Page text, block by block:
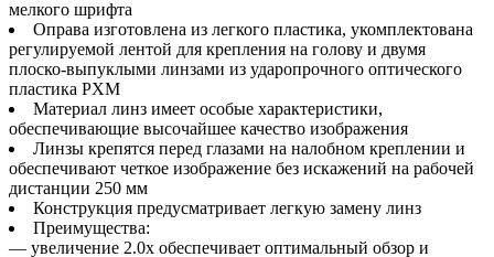
мелкого шрифта
Оправа изготовлена из легкого пластика, укомплектована
регулируемой лентой для крепления на голову и двумя
плоско-выпуклыми линзами из ударопрочного оптического
пластика PXM
Материал линз имеет особые характеристики,
обеспечивающие высочайшее качество изображения
Линзы крепятся перед глазами на налобном креплении и
обеспечивают четкое изображение без искажений на рабочей
дистанции 250 мм
Конструкция предусматривает легкую замену линз
Преимущества:
— увеличение 2.0x обеспечивает оптимальный обзор и